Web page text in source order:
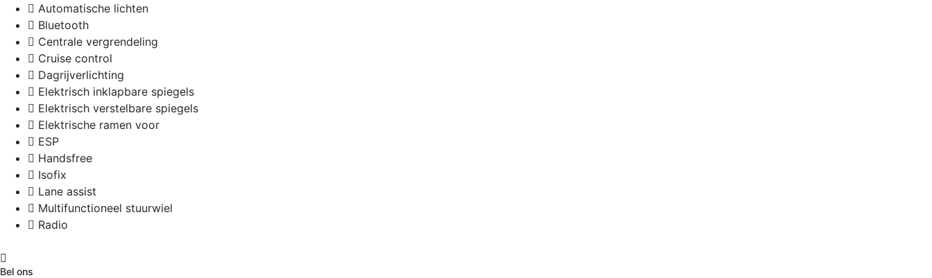
Automatische lichten
Bluetooth
Centrale vergrendeling
Cruise control
Dagrijverlichting
Elektrisch inklapbare spiegels
Elektrisch verstelbare spiegels
Elektrische ramen voor
ESP
Handsfree
Isofix
Lane assist
Multifunctioneel stuurwiel
Radio
Bel ons